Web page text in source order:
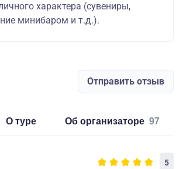
характера (сувениры,
минибаром и т.д.).
Отправить отзыв
о туре об организаторе 97
5